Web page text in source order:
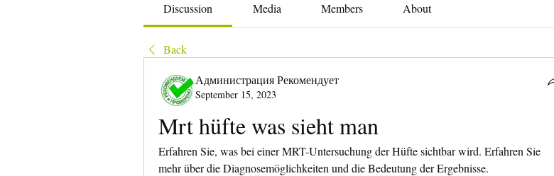
Discussion Media Members About
Back
Администрация Рекомендует
September 15, 2023
Mrt hüfte was sieht man
Erfahren Sie, was bei einer MRT-Untersuchung der Hüfte sichtbar wird. Erfahren Sie
mehr über die Diagnosemöglichkeiten und die Bedeutung der Ergebnisse.